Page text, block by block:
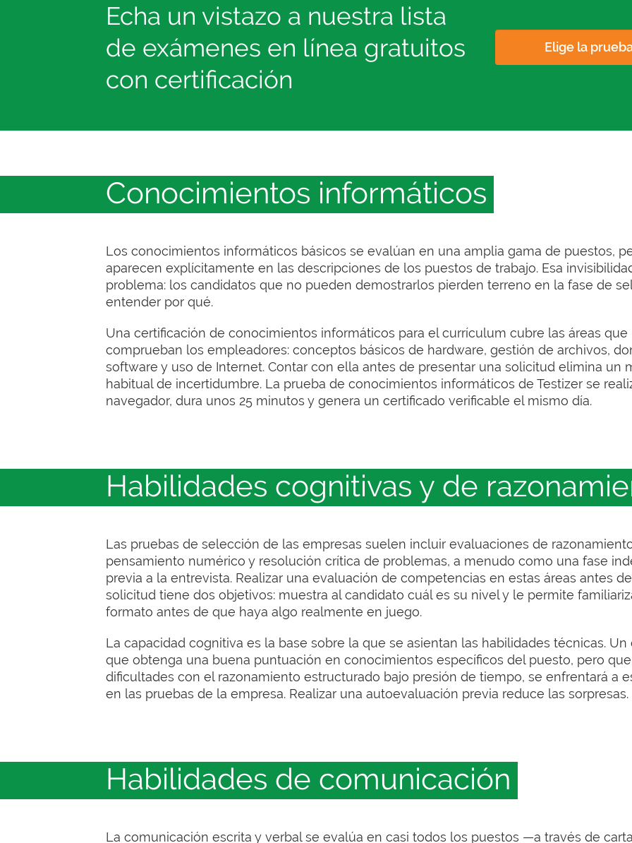
Echa un vistazo a nuestra lista
de exámenes en línea gratuitos
con certificación
Elige la
Conocimientos informáticos
Los conocimientos informáticos básicos se evalúan en una amplia gama de puestos,
aparecen explícitamente en las descripciones de los puestos de trabajo. Esa
problema: los candidatos que no pueden demostrarlos pierden terreno en la fase de
entender por qué.
Una certificación de conocimientos informáticos para el currículum cubre las áreas que
comprueban los empleadores: conceptos básicos de hardware, gestión de archivos,
software y uso de Internet. Contar con ella antes de presentar una solicitud elimina un
habitual de incertidumbre. La prueba de conocimientos informáticos de Testizer se
navegador, dura unos 25 minutos y genera un certificado verificable el mismo día.
Habilidades cognitivas y de
Las pruebas de selección de las empresas suelen incluir evaluaciones de
pensamiento numérico y resolución crítica de problemas, a menudo como una fase
previa a la entrevista. Realizar una evaluación de competencias en estas áreas antes
solicitud tiene dos objetivos: muestra al candidato cuál es su nivel y le permite
formato antes de que haya algo realmente en juego.
La capacidad cognitiva es la base sobre la que se asientan las habilidades técnicas. Un
que obtenga una buena puntuación en conocimientos específicos del puesto, pero
dificultades con el razonamiento estructurado bajo presión de tiempo, se enfrentará a
en las pruebas de la empresa. Realizar una autoevaluación previa reduce las sorpresas.
Habilidades de comunicación
La comunicación escrita y verbal se evalúa en casi todos los puestos —a través de